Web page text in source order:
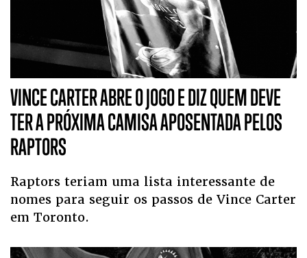
VINCE CARTER ABRE O JOGO E DIZ QUEM DEVE
TER A PRÓXIMA CAMISA APOSENTADA PELOS
RAPTORS
Raptors teriam uma lista interessante de
nomes para seguir os passos de Vince Carter
em Toronto.